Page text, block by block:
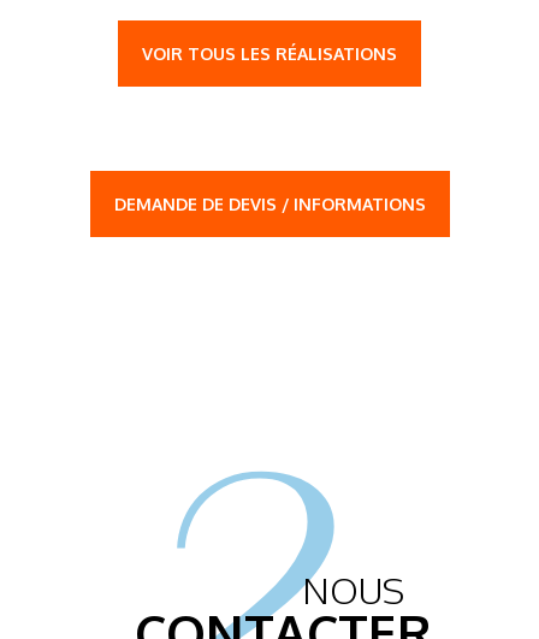
VOIR TOUS LES RÉALISATIONS
DEMANDE DE DEVIS / INFORMATIONS
NOUS